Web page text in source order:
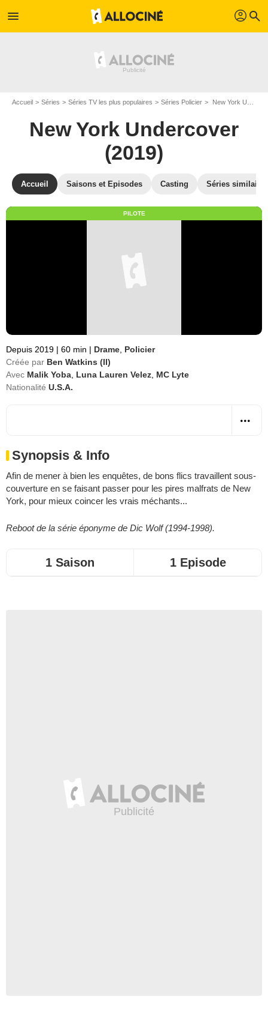
menu profil search
Accueil Séries Séries TV les plus populaires Séries Policier New York Undercover (2019)
New York Undercover
(2019)
Accueil Saisons et Episodes Casting Séries similaires
PILOTE
Depuis 2019 | 60 min | Drame Policier
Créée par Ben Watkins (II)
Avec Malik Yoba Luna Lauren Velez MC Lyte
Nationalité U.S.A.
Synopsis & Info
Afin de mener à bien les enquêtes, de bons flics travaillent sous-
couverture en se faisant passer pour les pires malfrats de New
York, pour mieux coincer les vrais méchants...
Reboot de la série éponyme de Dic Wolf (1994-1998).
1 Saison 1 Episode